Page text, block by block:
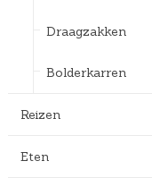
Draagzakken
Bolderkarren
Reizen
Eten